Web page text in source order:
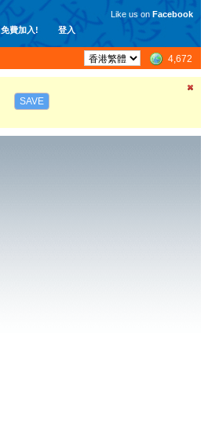
免費加入! 登入
Like us on Facebook
4,672
SAVE